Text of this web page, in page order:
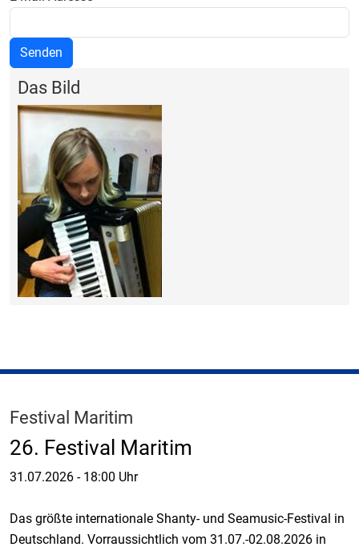
Senden
Das Bild
Festival Maritim
26. Festival Maritim
31.07.2026 - 18:00 Uhr
Das größte internationale Shanty- und Seamusic-Festival in
Deutschland. Vorraussichtlich vom 31.07.-02.08.2026 in